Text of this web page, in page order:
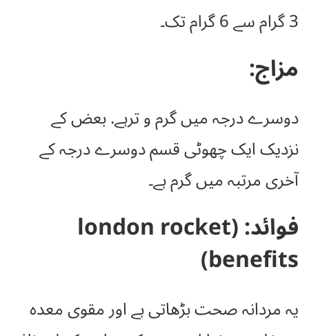
3 گرام سے 6 گرام تک۔
مزاج:
دوسرے درجہ میں گرم و ترہے. بعض کے
نزدیک ایک چھوٹی قسم دوسرے درجہ کے
آخری مرتبہ میں گرم ہے۔
فوائد: (london rocket
benefits)
یہ مردانہ صحت بڑھاتی ہے اور مقوی معدہ